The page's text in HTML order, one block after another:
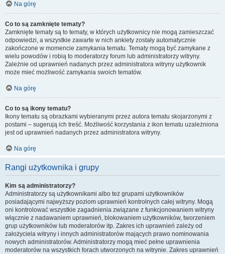
Na górę
Co to są zamknięte tematy?
Zamknięte tematy są to tematy, w których użytkownicy nie mogą zamieszczać
odpowiedzi, a wszystkie zawarte w nich ankiety zostały automatycznie
zakończone w momencie zamykania tematu. Tematy mogą być zamykane z
wielu powodów i robią to moderatorzy forum lub administratorzy witryny.
Zależnie od uprawnień nadanych przez administratora witryny użytkownik
może mieć możliwość zamykania swoich tematów.
Na górę
Co to są ikony tematu?
Ikony tematu są obrazkami wybieranymi przez autora tematu skojarzonymi z
postami – sugerują ich treść. Możliwość korzystania z ikon tematu uzależniona
jest od uprawnień nadanych przez administratora witryny.
Na górę
Rangi użytkownika i grupy
Kim są administratorzy?
Administratorzy są użytkownikami albo też grupami użytkowników
posiadającymi najwyższy poziom uprawnień kontrolnych całej witryny. Mogą
oni kontrolować wszystkie zagadnienia związane z funkcjonowaniem witryny
włącznie z nadawaniem uprawnień, blokowaniem użytkowników, tworzeniem
grup użytkowników lub moderatorów itp. Zakres ich uprawnień zależy od
założyciela witryny i innych administratorów mających prawo nominowania
nowych administratorów. Administratorzy mogą mieć pełne uprawnienia
moderatorów na wszystkich forach utworzonych na witrynie. Zakres uprawnień